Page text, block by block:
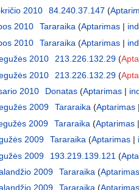
2010 84.240.37.147
2010 Tararaika Aptarimas
2010 Tararaika Aptarimas
2010 213.226.132.29
2010 213.226.132.29
2010 Donatas Aptarimas
2009 Tararaika Aptarimas
2009 Tararaika Aptarimas
2009 Tararaika Aptarimas
2009 193.219.139.121
2009 Tararaika Aptarimas
2009 Tararaika Aptarimas